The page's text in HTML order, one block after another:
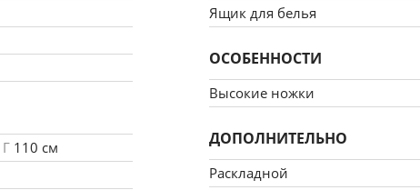
Г 110 см
Ящик для белья
ОСОБЕННОСТИ
Высокие ножки
ДОПОЛНИТЕЛЬНО
Раскладной